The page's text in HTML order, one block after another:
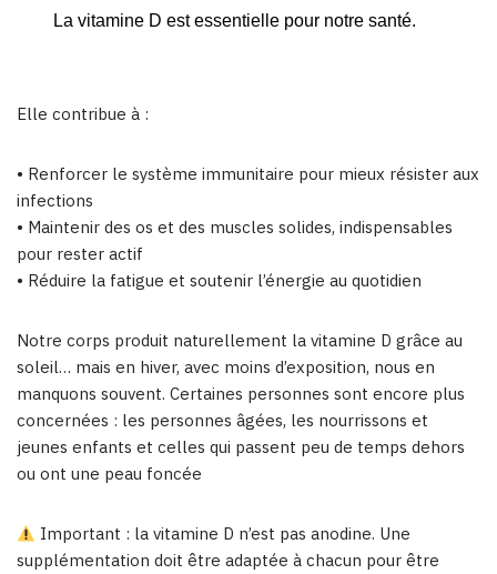
La vitamine D est essentielle pour notre santé.
Elle contribue à :
• Renforcer le système immunitaire pour mieux résister aux
infections
• Maintenir des os et des muscles solides, indispensables
pour rester actif
• Réduire la fatigue et soutenir l’énergie au quotidien
Notre corps produit naturellement la vitamine D grâce au
soleil… mais en hiver, avec moins d’exposition, nous en
manquons souvent. Certaines personnes sont encore plus
concernées : les personnes âgées, les nourrissons et
jeunes enfants et celles qui passent peu de temps dehors
ou ont une peau foncée
Important : la vitamine D n’est pas anodine. Une
supplémentation doit être adaptée à chacun pour être